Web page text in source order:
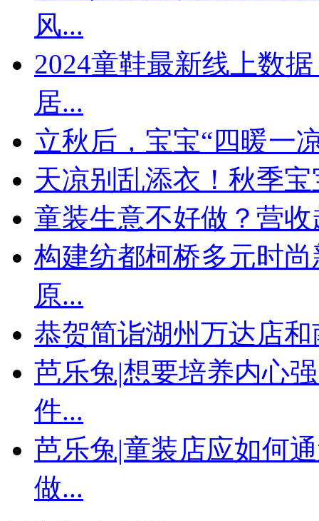
风...
​2024童鞋最新线上数
居...
立秋后，宝宝“四暖一
天凉别乱添衣！秋季
童装生意不好做？营
构建纺都柯桥多元时
原...
恭贺简诣湖州万达店
芭乐兔|想要培养内心
件...
芭乐兔|童装店应如何
做...